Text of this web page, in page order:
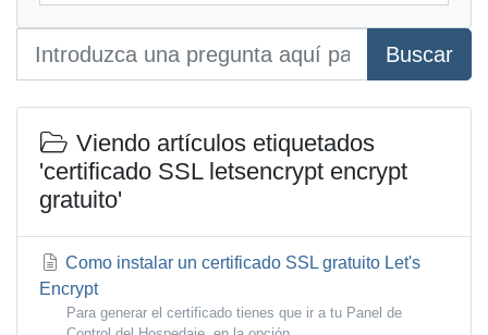
Buscar
Viendo artículos etiquetados
'certificado SSL letsencrypt encrypt
gratuito'
Como instalar un certificado SSL gratuito Let's
Encrypt
Para generar el certificado tienes que ir a tu Panel de